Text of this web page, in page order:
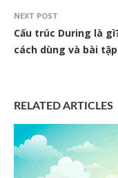
NEXT POST
Cấu trúc During là
cách dùng và bài tập
RELATED ARTICLES